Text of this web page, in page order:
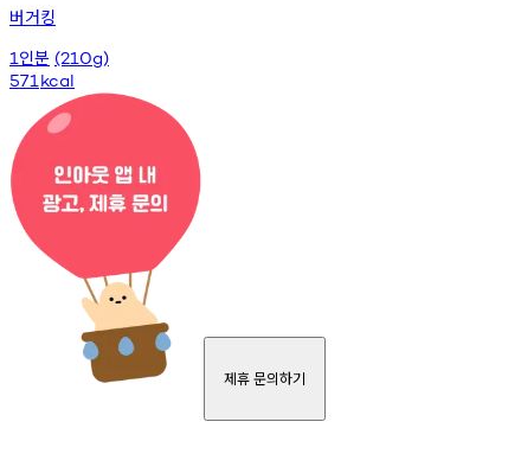
버거킹
1 인분 (210g)
571 kcal
제휴 문의하기